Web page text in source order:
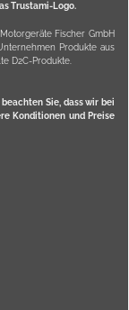
Trustami-Logo.
Fischer GmbH
Produkte aus
D2C-Produkte.
Sie, dass wir bei
Konditionen und Preise